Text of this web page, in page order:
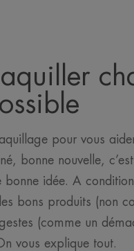
pour vous
bonne nouvelle,
bonne idée. A
bons produits (non
(comme un
vous explique tout.